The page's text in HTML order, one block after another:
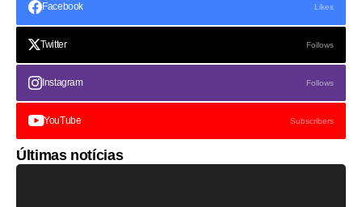
Facebook Likes
Twitter Follows
Instagram Follows
YouTube Subscribers
Últimas notícias